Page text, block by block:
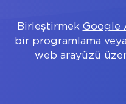
Birleştirmek Google
bir programlama
web arayüzü